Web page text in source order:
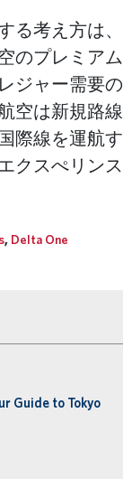
る考え方は
のプレミア
ジャー需要
空は新規路
際線を運航す
クスぺリン
, Delta One
Guide to Tokyo